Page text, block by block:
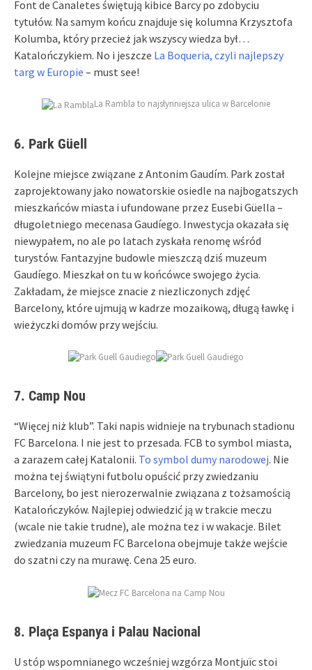
Font de Canaletes świętują kibice Barcy po zdobyciu
tytułów. Na samym końcu znajduje się kolumna Krzysztofa
Kolumba, który przecież jak wszyscy wiedza był…
Katalończykiem. No i jeszcze La Boqueria, czyli najlepszy
targ w Europie – must see!
La Rambla to najsłynniejsza ulica w Barcelonie
6. Park Güell
Kolejne miejsce związane z Antonim Gaudím. Park został
zaprojektowany jako nowatorskie osiedle na najbogatszych
mieszkańców miasta i ufundowane przez Eusebi Güella –
długoletniego mecenasa Gaudíego. Inwestycja okazała się
niewypałem, no ale po latach zyskała renomę wśród
turystów. Fantazyjne budowle mieszczą dziś muzeum
Gaudíego. Mieszkał on tu w końcówce swojego życia.
Zakładam, że miejsce znacie z niezliczonych zdjęć
Barcelony, które ujmują w kadrze mozaikową, długą ławkę i
wieżyczki domów przy wejściu.
7. Camp Nou
“Więcej niż klub”. Taki napis widnieje na trybunach stadionu
FC Barcelona. I nie jest to przesada. FCB to symbol miasta,
a zarazem całej Katalonii. To symbol dumy narodowej. Nie
można tej świątyni futbolu opuścić przy zwiedzaniu
Barcelony, bo jest nierozerwalnie związana z tożsamością
Katalończyków. Najlepiej odwiedzić ją w trakcie meczu
(wcale nie takie trudne), ale można tez i w wakacje. Bilet
zwiedzania muzeum FC Barcelona obejmuje także wejście
do szatni czy na murawę. Cena 25 euro.
8. Plaça Espanya i Palau Nacional
U stóp wspomnianego wcześniej wzgórza Montjuïc stoi